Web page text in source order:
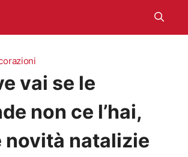
vai se le
non ce l’hai,
novità natalizie